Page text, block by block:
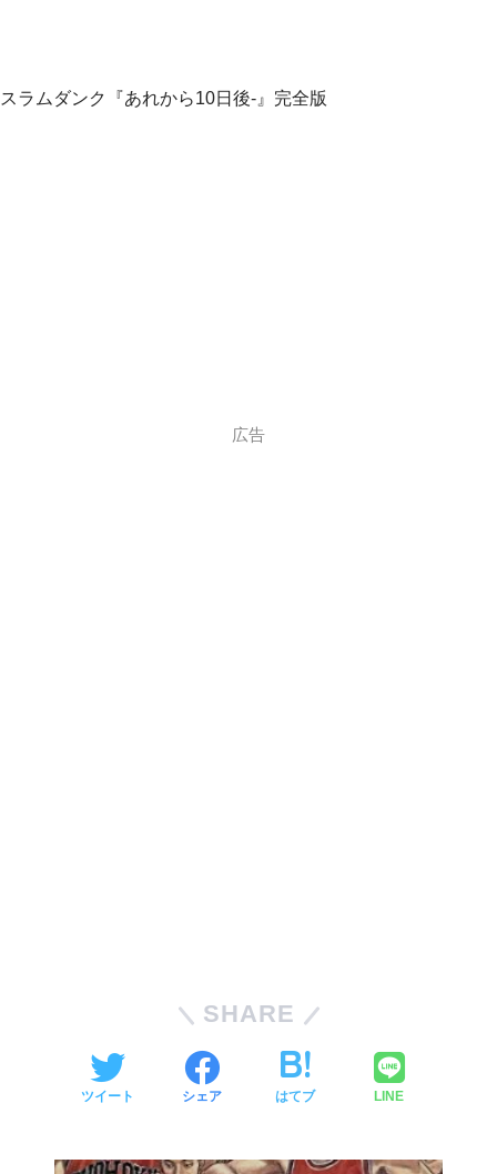
スラムダンク『あれから10日後-』完全版
広告
SHARE
ツイート シェア はてブ LINE